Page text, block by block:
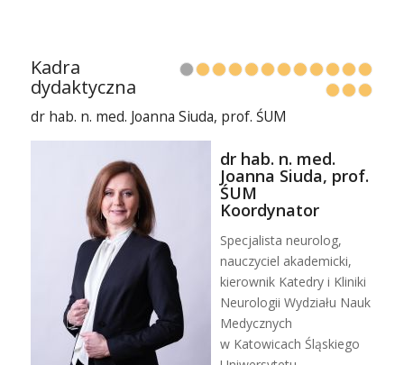
Kadra
dydaktyczna
1 2 3 4 5 6
dr hab. n. med. Joanna Siuda, prof. ŚUM
dr hab. n. med.
Joanna Siuda, prof.
ŚUM
Koordynator
Specjalista neurolog,
nauczyciel akademicki,
kierownik Katedry i Kliniki
Neurologii Wydziału Nauk
Medycznych
w Katowicach Śląskiego